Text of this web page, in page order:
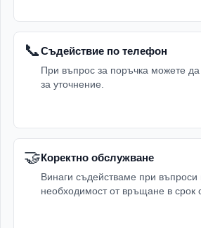
📞Съдействие по телефон
При въпрос за поръчка можете
за уточнение.
🤝Коректно обслужване
Винаги съдействаме при въпроси
необходимост от връщане в срок